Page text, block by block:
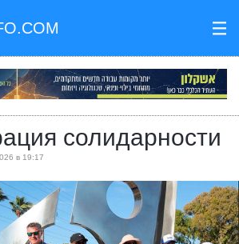
III
солидарности
в 19:17